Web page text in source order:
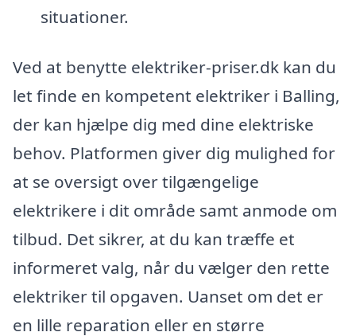
situationer.
Ved at benytte elektriker-priser.dk kan du
let finde en kompetent elektriker i Balling,
der kan hjælpe dig med dine elektriske
behov. Platformen giver dig mulighed for
at se oversigt over tilgængelige
elektrikere i dit område samt anmode om
tilbud. Det sikrer, at du kan træffe et
informeret valg, når du vælger den rette
elektriker til opgaven. Uanset om det er
en lille reparation eller en større